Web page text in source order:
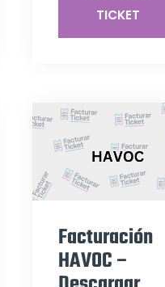
TICKET
Facturación
HAVOC –